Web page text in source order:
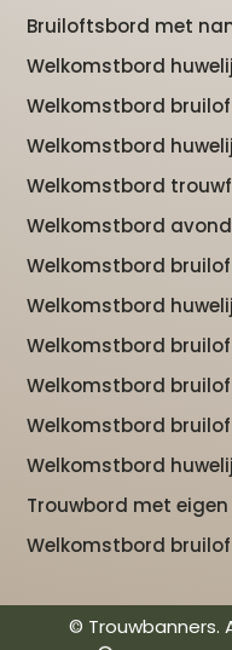
Bruiloftsbord met
Welkomstbord
Welkomstbord
Welkomstbord
Welkomstbord
Welkomstbord
Welkomstbord
Welkomstbord
Welkomstbord
Welkomstbord
Welkomstbord
Welkomstbord
Trouwbord met
Welkomstbord
© Trouwbanners.